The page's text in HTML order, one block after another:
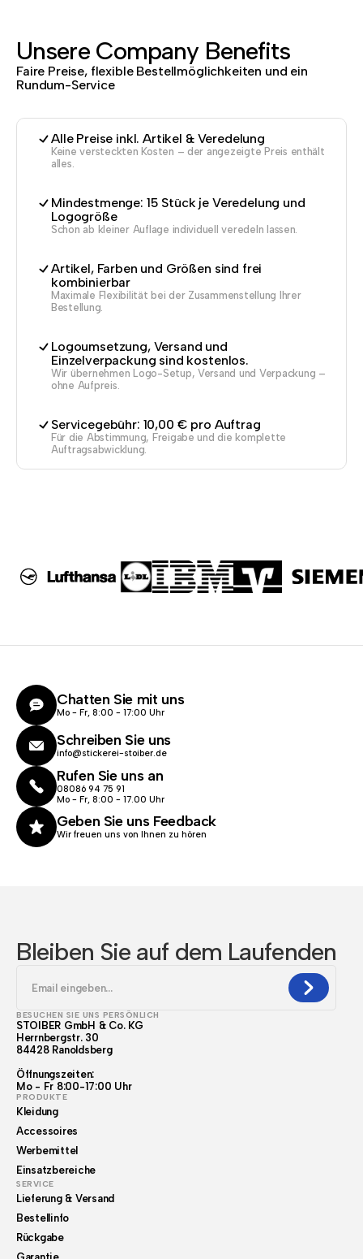
Unsere Company Benefits
Faire Preise, flexible Bestellmöglichkeiten und ein
Rundum-Service
Alle Preise inkl. Artikel & Veredelung
Keine versteckten Kosten – der angezeigte Preis enthält
alles.
Mindestmenge: 15 Stück je Veredelung und
Logogröße
Schon ab kleiner Auflage individuell veredeln lassen.
Artikel, Farben und Größen sind frei
kombinierbar
Maximale Flexibilität bei der Zusammenstellung Ihrer
Bestellung.
Logoumsetzung, Versand und
Einzelverpackung sind kostenlos.
Wir übernehmen Logo-Setup, Versand und Verpackung –
ohne Aufpreis.
Servicegebühr: 10,00 € pro Auftrag
Für die Abstimmung, Freigabe und die komplette
Auftragsabwicklung.
Chatten Sie mit uns
Mo - Fr, 8:00 - 17:00 Uhr
Schreiben Sie uns
info@stickerei-stoiber.de
Rufen Sie uns an
08086 94 75 91
Mo - Fr, 8:00 - 17.00 Uhr
Geben Sie uns Feedback
Wir freuen uns von Ihnen zu hören
Bleiben Sie auf dem Laufenden
BESUCHEN SIE UNS PERSÖNLICH
STOIBER GmbH & Co. KG
Herrnbergstr. 30
84428 Ranoldsberg
Öffnungszeiten:
Mo - Fr 8:00-17:00 Uhr
PRODUKTE
Kleidung
Accessoires
Werbemittel
Einsatzbereiche
SERVICE
Lieferung & Versand
Bestellinfo
Rückgabe